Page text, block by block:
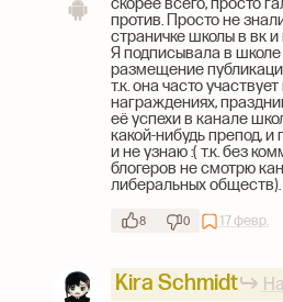
скорее всего, просто
против. Просто не
страничке школы в вк и
Я подписывала в
размещение
т.к. она часто
награждениях,
её успехи в канале
какой-нибудь препод, и
и не узнаю :( т.к. без
блогеров не смотрю
либеральных обществ).
8 0 17 февр.
Kira Schmidt